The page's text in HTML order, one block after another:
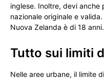
inglese. Inoltre, devi
nazionale originale e
Nuova Zelanda è di 18 anni.
Tutto sui limiti
Nelle aree urbane, il limite